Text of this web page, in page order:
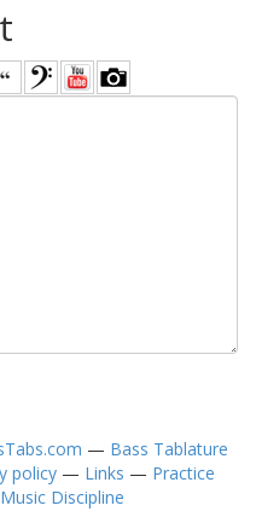
— Bass Tablature
policy — Links — Practice
Discipline